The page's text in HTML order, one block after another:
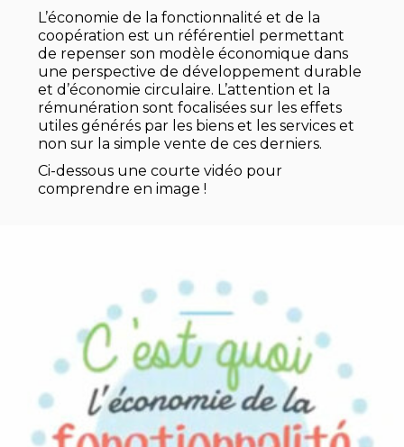
L’économie de la fonctionnalité et de la
coopération est un référentiel permettant
de repenser son modèle économique dans
une perspective de développement durable
et d’économie circulaire. L’attention et la
rémunération sont focalisées sur les effets
utiles générés par les biens et les services et
non sur la simple vente de ces derniers.
Ci-dessous une courte vidéo pour
comprendre en image !